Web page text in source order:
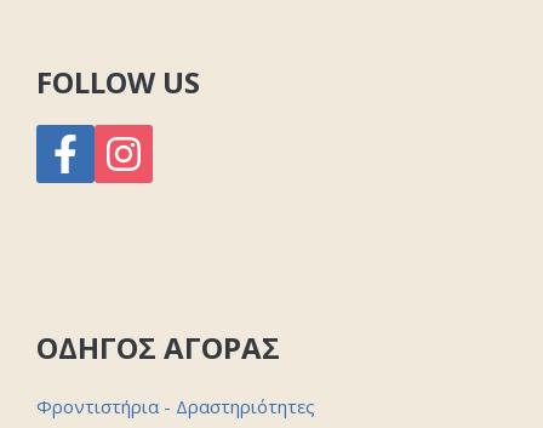
FOLLOW US
ΟΔΗΓΟΣ ΑΓΟΡΑΣ
Φροντιστήρια - Δραστηριότητες